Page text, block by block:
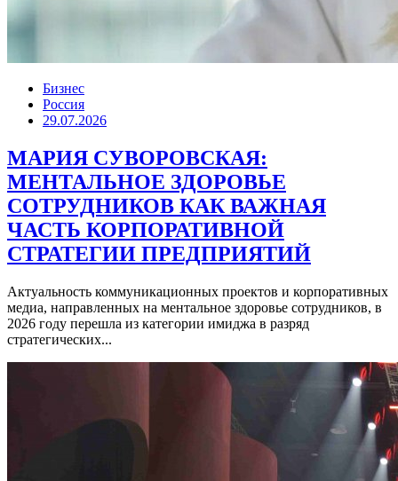
Бизнес
Россия
29.07.2026
МАРИЯ СУВОРОВСКАЯ:
МЕНТАЛЬНОЕ ЗДОРОВЬЕ
СОТРУДНИКОВ КАК ВАЖНАЯ
ЧАСТЬ КОРПОРАТИВНОЙ
СТРАТЕГИИ ПРЕДПРИЯТИЙ
Актуальность коммуникационных проектов и корпоративных
медиа, направленных на ментальное здоровье сотрудников, в
2026 году перешла из категории имиджа в разряд
стратегических...